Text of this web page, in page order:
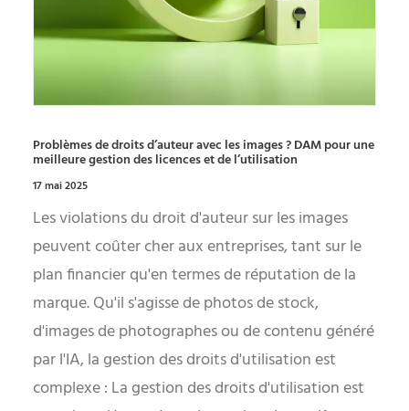
Problèmes de droits d’auteur avec les images ? DAM pour une
meilleure gestion des licences et de l’utilisation
17 mai 2025
Les violations du droit d'auteur sur les images
peuvent coûter cher aux entreprises, tant sur le
plan financier qu'en termes de réputation de la
marque. Qu'il s'agisse de photos de stock,
d'images de photographes ou de contenu généré
par l'IA, la gestion des droits d'utilisation est
complexe : La gestion des droits d'utilisation est